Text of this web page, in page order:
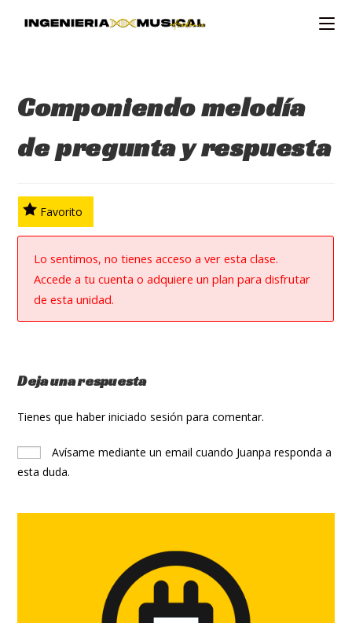
Componiendo melodía
de pregunta y respuesta
Favorito
Lo sentimos, no tienes acceso a ver esta clase.
Accede a tu cuenta o adquiere un plan para disfrutar
de esta unidad.
Deja una respuesta
Tienes que haberiniciado sesión para comentar.
Avísame mediante un email cuando Juanpa responda a
esta duda.